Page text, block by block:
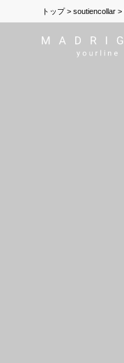
トップ soutiencollar